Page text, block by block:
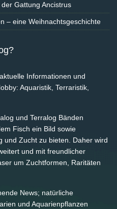
Gattung Ancistrus
– eine Weihnachtsgeschichte
Informationen und
Aquaristik, Terraristik,
und Terralog Bänden
Fisch ein Bild sowie
und Zucht zu bieten. Daher wird
und mit freundlicher
um Zuchtformen, Raritäten
News; natürliche
und Aquarienpflanzen